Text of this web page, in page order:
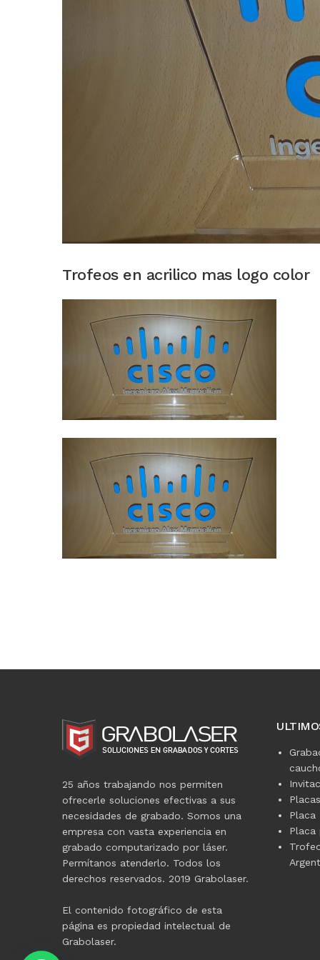
Trofeos en acrilico mas logo color
25 años trabajando nos permiten
ofrecerle soluciones efectivas a sus
necesidades de grabado. Somos una
empresa con vasta experiencia en
grabado computarizado por láser.
Permítanos atenderlo. Todos los
derechos reservados. 2019 Grabolaser.
El contenido fotográfico de esta
página es propiedad intelectual de
Grabolaser.
Placa
Placa